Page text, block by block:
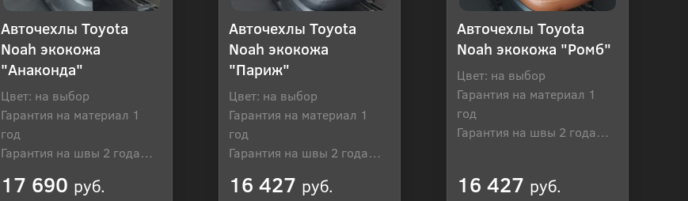
Авточехлы Toyota
Noah экокожа
"Анаконда"
Цвет: на выбор
Гарантия на материал 1
год
Гарантия на швы 2 года
17 690 руб.
Авточехлы Toyota
Noah экокожа
"Париж"
Цвет: на выбор
Гарантия на материал 1
год
Гарантия на швы 2 года
16 427 руб.
Авточехлы Toyota
Noah экокожа "Ромб"
Цвет: на выбор
Гарантия на материал 1
год
Гарантия на швы 2 года
16 427 руб.